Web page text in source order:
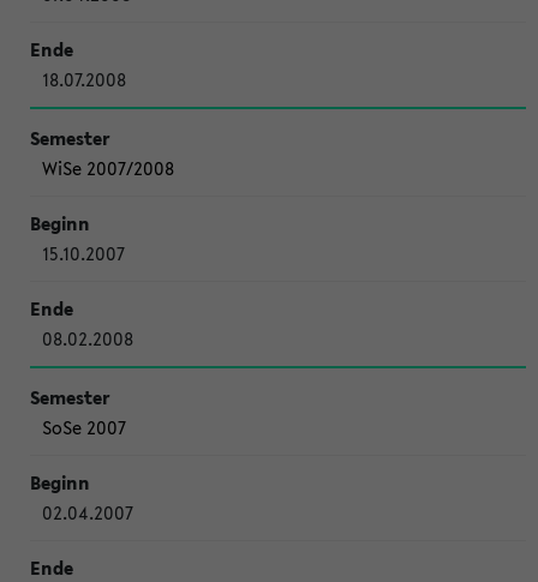
18.07.2008
WiSe 2007/2008
15.10.2007
08.02.2008
SoSe 2007
02.04.2007